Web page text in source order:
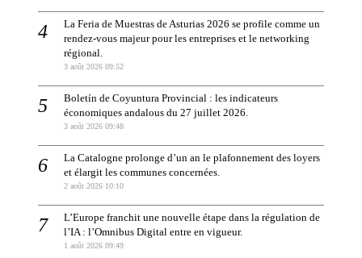
La Feria de Muestras de Asturias 2026 se profile comme un
rendez-vous majeur pour les entreprises et le networking
régional.
3 août 2026 09:52
Boletín de Coyuntura Provincial : les indicateurs
économiques andalous du 27 juillet 2026.
3 août 2026 09:48
La Catalogne prolonge d’un an le plafonnement des loyers
et élargit les communes concernées.
2 août 2026 10:10
L’Europe franchit une nouvelle étape dans la régulation de
l’IA : l’Omnibus Digital entre en vigueur.
1 août 2026 09:49